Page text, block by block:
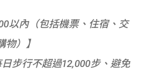
以內（包括機票、住宿、交
）】
步行不超過12,000步、避免